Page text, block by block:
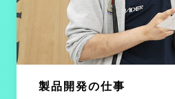
製品開発の仕事